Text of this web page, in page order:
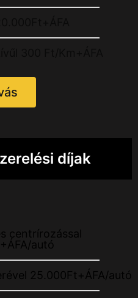
díjak
centrírozással
autó
25.000Ft+ÁFA/autó